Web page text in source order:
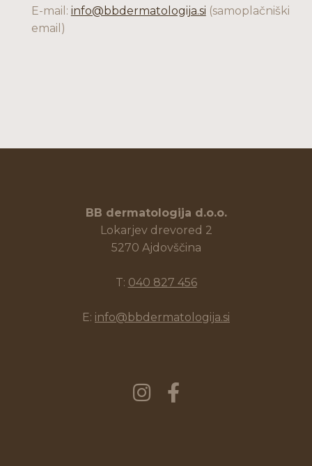
E-mail: info@bbdermatologija.si (samoplačniški
email)
BB dermatologija d.o.o.
Lokarjev drevored 2
5270 Ajdovščina
T: 040 827 456
E: info@bbdermatologija.si